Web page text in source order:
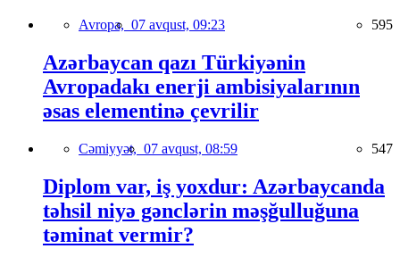
Avropa, 07 avqust, 09:23 595
Azərbaycan qazı Türkiyənin
Avropadakı enerji ambisiyalarının
əsas elementinə çevrilir
Cəmiyyət, 07 avqust, 08:59 547
Diplom var, iş yoxdur: Azərbaycanda
təhsil niyə gənclərin məşğulluğuna
təminat vermir?